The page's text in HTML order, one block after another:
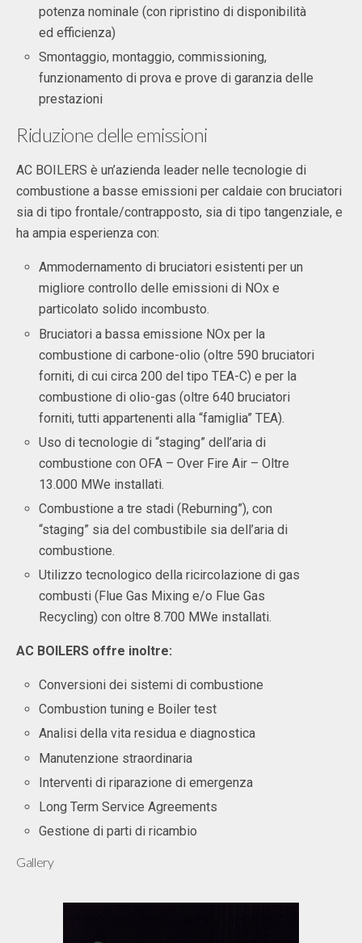
potenza nominale (con ripristino di disponibilità
ed efficienza)
Smontaggio, montaggio, commissioning,
funzionamento di prova e prove di garanzia delle
prestazioni
Riduzione delle emissioni
AC BOILERS è un’azienda leader nelle tecnologie di
combustione a basse emissioni per caldaie con bruciatori
sia di tipo frontale/contrapposto, sia di tipo tangenziale, e
ha ampia esperienza con:
Ammodernamento di bruciatori esistenti per un
migliore controllo delle emissioni di NOx e
particolato solido incombusto.
Bruciatori a bassa emissione NOx per la
combustione di carbone-olio (oltre 590 bruciatori
forniti, di cui circa 200 del tipo TEA-C) e per la
combustione di olio-gas (oltre 640 bruciatori
forniti, tutti appartenenti alla “famiglia” TEA).
Uso di tecnologie di “staging” dell’aria di
combustione con OFA – Over Fire Air – Oltre
13.000 MWe installati.
Combustione a tre stadi (Reburning”), con
“staging” sia del combustibile sia dell’aria di
combustione.
Utilizzo tecnologico della ricircolazione di gas
combusti (Flue Gas Mixing e/o Flue Gas
Recycling) con oltre 8.700 MWe installati.
AC BOILERS offre inoltre:
Conversioni dei sistemi di combustione
Combustion tuning e Boiler test
Analisi della vita residua e diagnostica
Manutenzione straordinaria
Interventi di riparazione di emergenza
Long Term Service Agreements
Gestione di parti di ricambio
Gallery